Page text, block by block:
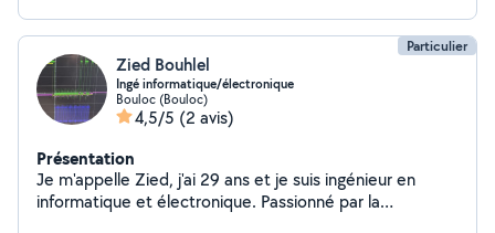
Particulier
Zied Bouhlel
Ingé informatique/électronique
Bouloc (Bouloc)
4,5/5 (2 avis)
Présentation
Je m'appelle Zied, j'ai 29 ans et je suis ingénieur en
informatique et électronique. Passionné par la